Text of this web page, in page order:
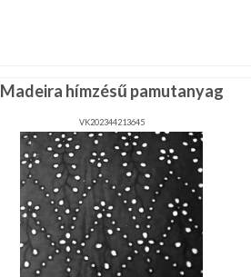
Madeira hímzésű pamutanyag
VK202344213645